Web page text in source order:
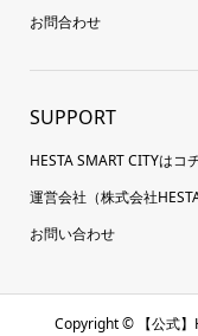
お問合わせ
SUPPORT
HESTA SMART CITYはコ
運営会社（株式会社
お問い合わせ
Copyright © 【公式